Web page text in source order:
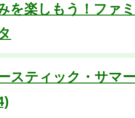
を楽しもう！ファ
スティック・サマ